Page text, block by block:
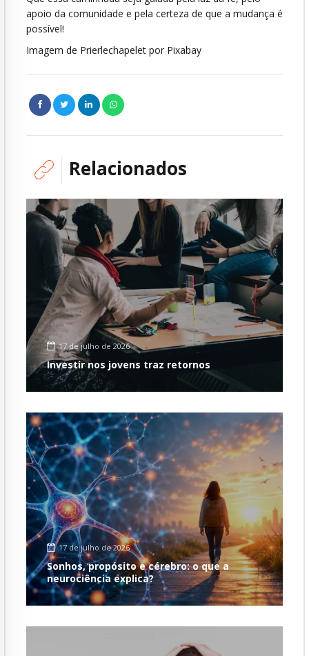
apoio da comunidade e pela certeza de que a mudança é
possível!
Imagem de Prierlechapelet por Pixabay
Relacionados
17 de julho de 2026
Investir nos jovens traz retornos
17 de julho de 2026
Sonhos, propósito e cérebro: o que a
neurociência explica?